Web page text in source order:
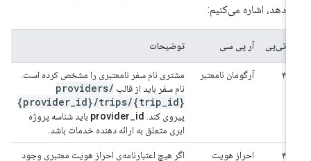
دهد، اشاره می‌کنیم:
اچ‌تی‌پی آر پی سی توضیحات
آرگومان نامعتبر
مشتری نام سفر نامعتبری را مشخص کرده است.
نام سفر باید از قالب providers/
{provider_id}/trips/{trip_
پیروی کند. provider_idباید شناسه پروژه
ابری متعلق به ارائه دهنده خدمات باشد.
احراز هویت
اگر هیچ اعتبارنامه‌ی احراز هویت معتبری وجود